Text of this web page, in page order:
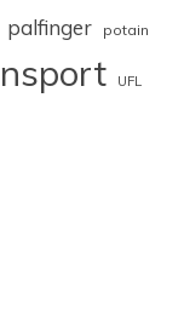
palfinger potain
UFL